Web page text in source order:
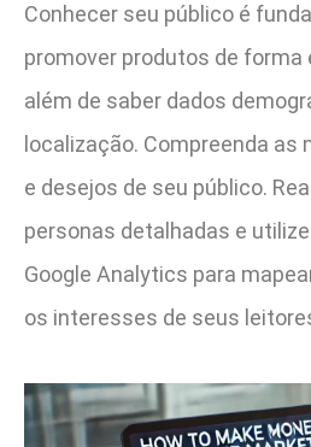
Conhecer seu público é
promover produtos de forma
além de saber dados
localização. Compreenda
e desejos de seu público.
personas detalhadas e
Google Analytics para
os interesses de seus